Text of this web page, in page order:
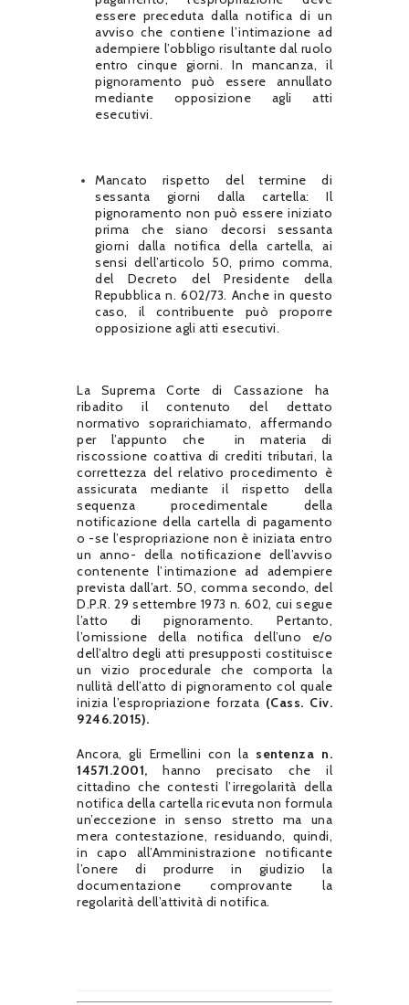
essere preceduta dalla notifica di un
avviso che contiene l’intimazione ad
adempiere l’obbligo risultante dal ruolo
entro cinque giorni. In mancanza, il
pignoramento può essere annullato
mediante opposizione agli atti
esecutivi.
Mancato rispetto del termine di
sessanta giorni dalla cartella: Il
pignoramento non può essere iniziato
prima che siano decorsi sessanta
giorni dalla notifica della cartella, ai
sensi dell’articolo 50, primo comma,
del Decreto del Presidente della
Repubblica n. 602/73. Anche in questo
caso, il contribuente può proporre
opposizione agli atti esecutivi.
La Suprema Corte di Cassazione ha
ribadito il contenuto del dettato
normativo soprarichiamato, affermando
per l’appunto che in materia di
riscossione coattiva di crediti tributari, la
correttezza del relativo procedimento è
assicurata mediante il rispetto della
sequenza procedimentale della
notificazione della cartella di pagamento
o -se l’espropriazione non è iniziata entro
un anno- della notificazione dell’avviso
contenente l’intimazione ad adempiere
prevista dall’art. 50, comma secondo, del
D.P.R. 29 settembre 1973 n. 602, cui segue
l’atto di pignoramento. Pertanto,
l’omissione della notifica dell’uno e/o
dell’altro degli atti presupposti costituisce
un vizio procedurale che comporta la
nullità dell’atto di pignoramento col quale
inizia l’espropriazione forzata (Cass. Civ.
9246.2015).
Ancora, gli Ermellini con la sentenza n.
14571.2001, hanno precisato che il
cittadino che contesti l’irregolarità della
notifica della cartella ricevuta non formula
un’eccezione in senso stretto ma una
mera contestazione, residuando, quindi,
in capo all’Amministrazione notificante
l’onere di produrre in giudizio la
documentazione comprovante la
regolarità dell’attività di notifica.